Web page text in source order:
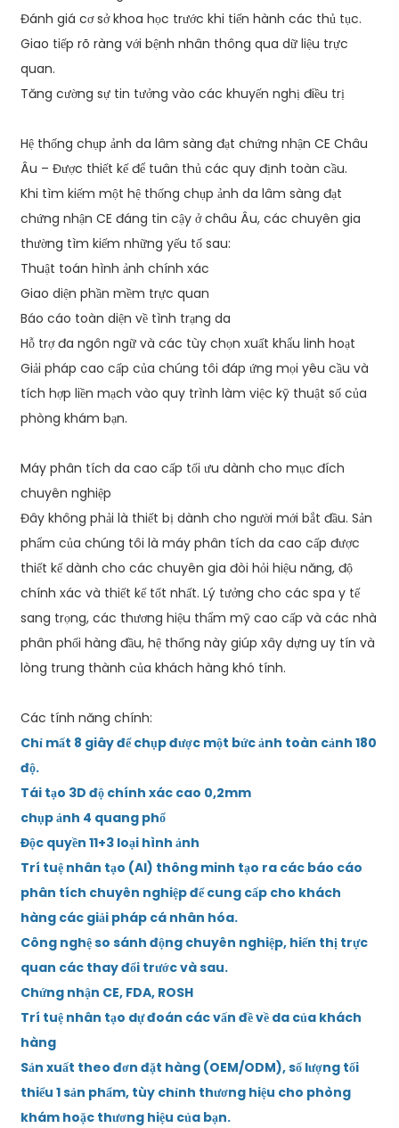
Đánh giá cơ sở khoa học trước khi tiến hành các thủ tục.
Giao tiếp rõ ràng với bệnh nhân thông qua dữ liệu trực
quan.
Tăng cường sự tin tưởng vào các khuyến nghị điều trị
Hệ thống chụp ảnh da lâm sàng đạt chứng nhận CE Châu
Âu – Được thiết kế để tuân thủ các quy định toàn cầu.
Khi tìm kiếm một hệ thống chụp ảnh da lâm sàng đạt
chứng nhận CE đáng tin cậy ở châu Âu, các chuyên gia
thường tìm kiếm những yếu tố sau:
Thuật toán hình ảnh chính xác
Giao diện phần mềm trực quan
Báo cáo toàn diện về tình trạng da
Hỗ trợ đa ngôn ngữ và các tùy chọn xuất khẩu linh hoạt
Giải pháp cao cấp của chúng tôi đáp ứng mọi yêu cầu và
tích hợp liền mạch vào quy trình làm việc kỹ thuật số của
phòng khám bạn.
Máy phân tích da cao cấp tối ưu dành cho mục đích
chuyên nghiệp
Đây không phải là thiết bị dành cho người mới bắt đầu. Sản
phẩm của chúng tôi là máy phân tích da cao cấp được
thiết kế dành cho các chuyên gia đòi hỏi hiệu năng, độ
chính xác và thiết kế tốt nhất. Lý tưởng cho các spa y tế
sang trọng, các thương hiệu thẩm mỹ cao cấp và các nhà
phân phối hàng đầu, hệ thống này giúp xây dựng uy tín và
lòng trung thành của khách hàng khó tính.
Các tính năng chính:
Chỉ mất 8 giây để chụp được một bức ảnh toàn cảnh 180
độ.
Tái tạo 3D độ chính xác cao 0,2mm
chụp ảnh 4 quang phổ
Độc quyền 11+3 loại hình ảnh
Trí tuệ nhân tạo (AI) thông minh tạo ra các báo cáo
phân tích chuyên nghiệp để cung cấp cho khách
hàng các giải pháp cá nhân hóa.
Công nghệ so sánh động chuyên nghiệp, hiển thị trực
quan các thay đổi trước và sau.
Chứng nhận CE, FDA, ROSH
Trí tuệ nhân tạo dự đoán các vấn đề về da của khách
hàng
Sản xuất theo đơn đặt hàng (OEM/ODM), số lượng tối
thiểu 1 sản phẩm, tùy chỉnh thương hiệu cho phòng
khám hoặc thương hiệu của bạn.